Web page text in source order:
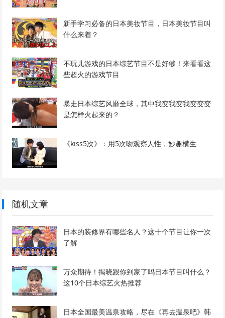
新手学习必备的日本美妆节目，日本美妆节目叫
什么来着？
不玩儿游戏的日本综艺节目不是好够！来看看这
些超火的游戏节目
暴走日本综艺风靡全球，其中我变我变我变变变
是怎样火起来的？
《kiss5次》：用5次吻观察人性，妙趣横生
随机文章
日本的装修界有哪些名人？这十个节目让你一次
了解
万众期待！揭晓跟你到家了吗日本节目叫什么？
这10个日本综艺火热推荐
日本全国最美温泉攻略，尽在《再去温泉吧》韩